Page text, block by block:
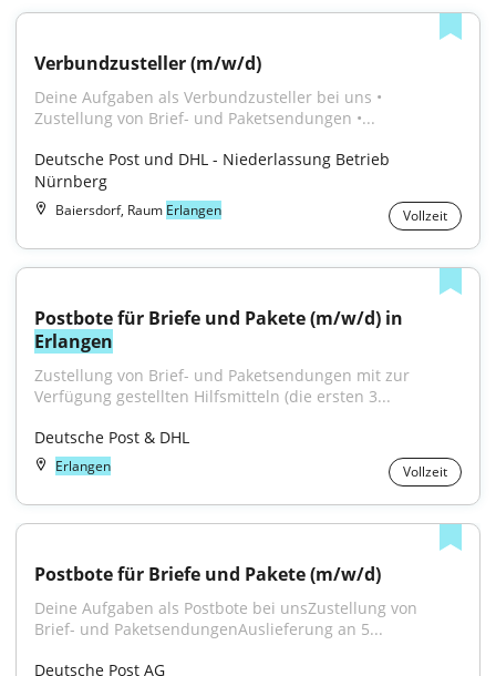
Verbundzusteller (m/w/d)
Deine Aufgaben als Verbundzusteller bei uns •
Zustellung von Brief- und Paketsendungen •...
Deutsche Post und DHL - Niederlassung Betrieb
Nürnberg
Baiersdorf, Raum Erlangen Vollzeit
Erlangen
Zustellung von Brief- und Paketsendungen mit zur
Verfügung gestellten Hilfsmitteln (die ersten 3...
Deutsche Post & DHL
Erlangen Vollzeit
Postbote für Briefe und Pakete (m/w/d)
Deine Aufgaben als Postbote bei unsZustellung von
Brief- und PaketsendungenAuslieferung an 5...
Deutsche Post AG